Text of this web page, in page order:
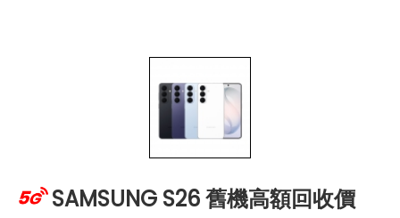
SAMSUNG S26 舊機高額回收價